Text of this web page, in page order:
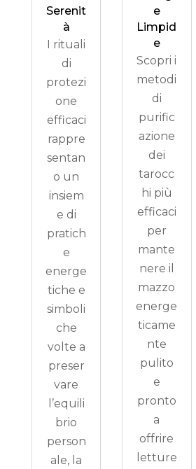
Serenit
à
I rituali
di
protezi
one
efficaci
rappre
sentan
o un
insiem
e di
pratich
e
energe
tiche e
simboli
che
volte a
preser
vare
l’equili
brio
person
ale, la
e
Limpid
e
Scopri i
metodi
di
purific
azione
dei
tarocc
hi più
efficaci
per
mante
nere il
mazzo
energe
ticame
nte
pulito
e
pronto
a
offrire
letture